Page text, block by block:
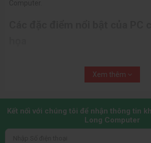
PC đồ hoạkhông chỉ cần
sức mạnh khi làm việc với hình ảnh và video.
PC Đồ Hoạ cấu hình cao, xử lý nhanh
Xem thêm
Kết nối với chúng tôi để nhận thông tin
Long Computer